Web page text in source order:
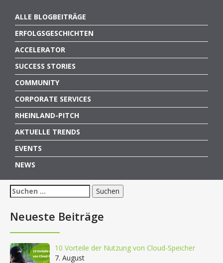
ALLE BLOGBEITRÄGE
ERFOLGSGESCHICHTEN
ACCELERATOR
SUCCESS STORIES
COMMUNITY
CORPORATE SERVICES
RHEINLAND-PITCH
AKTUELLE TRENDS
EVENTS
NEWS
Suchen
nach:
Neueste Beiträge
10 Vorteile der Nutzung von Cloud-Speicher
7. August